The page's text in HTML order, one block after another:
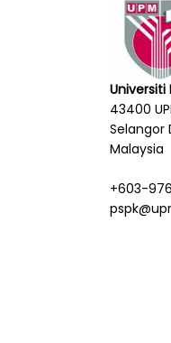
Universiti
43400
Selangor
Malaysia
+603-